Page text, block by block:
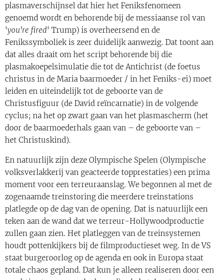
plasmaverschijnsel dat hier het Feniksfenomeen
genoemd wordt en behorende bij de messiaanse rol van
'you're fired' Trump) is overheersend en de
Fenikssymboliek is zeer duidelijk aanwezig. Dat toont aan
dat alles draait om het script behorende bij die
plasmakoepelsimulatie die tot de Antichrist (de foetus
christus in de Maria baarmoeder / in het Feniks-ei) moet
leiden en uiteindelijk tot de geboorte van de
Christusfiguur (de David reïncarnatie) in de volgende
cyclus; na het op zwart gaan van het plasmascherm (het
door de baarmoederhals gaan van – de geboorte van –
het Christuskind).
En natuurlijk zijn deze Olympische Spelen (Olympische
volksverlakkerij van geacteerde topprestaties) een prima
moment voor een terreuraanslag. We begonnen al met de
zogenaamde treinstoring die meerdere treinstations
platlegde op de dag van de opening. Dat is natuurlijk een
teken aan de wand dat we terreur-Hollywoodproductie
zullen gaan zien. Het platleggen van de treinsystemen
houdt pottenkijkers bij de filmproductieset weg. In de VS
staat burgeroorlog op de agenda en ook in Europa staat
totale chaos gepland. Dat kun je alleen realiseren door een